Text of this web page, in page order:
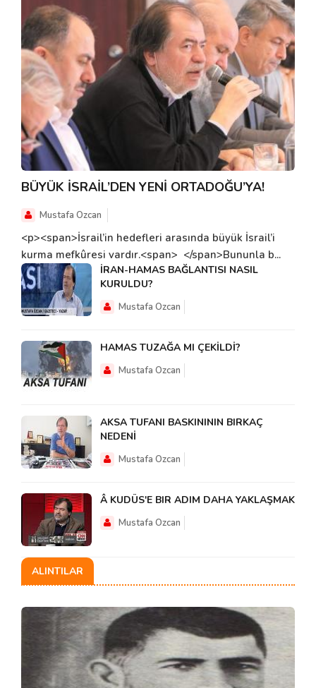
BÜYÜK İSRAİL’DEN YENİ ORTADOĞU’YA!
Mustafa Ozcan
<p><span>İsrail’in hedefleri arasında büyük İsrail’i
kurma mefkûresi vardır.<span> </span>Bununla b...
İRAN-HAMAS BAĞLANTISI NASIL
KURULDU?
Mustafa Ozcan
HAMAS TUZAĞA MI ÇEKİLDİ?
Mustafa Ozcan
AKSA TUFANI BASKINININ BIRKAÇ
NEDENİ
Mustafa Ozcan
Â KUDÜS'E BIR ADIM DAHA YAKLAŞMAK
Mustafa Ozcan
ALINTILAR